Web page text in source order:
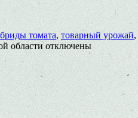
томата, товарный урожай,
областиотключены